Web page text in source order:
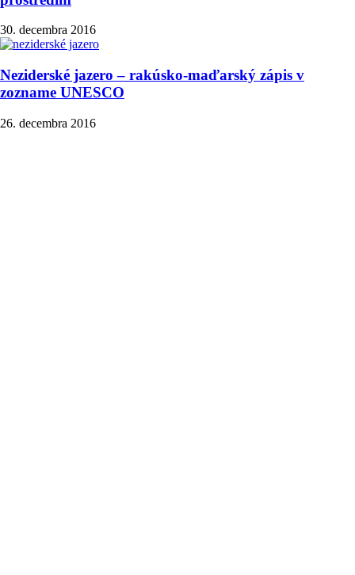
30. decembra 2016
Neziderské jazero – rakúsko-maďarský zápis v
zozname UNESCO
26. decembra 2016